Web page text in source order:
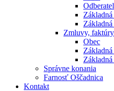
Zmluvy,
Obec
Správne konania
Farnosť Oščadnica
Kontakt